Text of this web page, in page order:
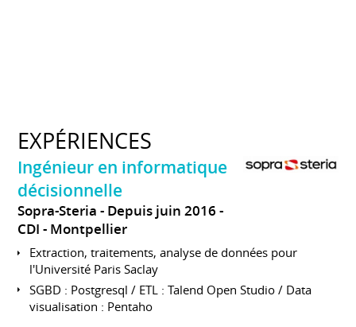
EXPÉRIENCES
Ingénieur en informatique
décisionnelle
Sopra-Steria
Depuis juin 2016
CDI
Montpellier
Extraction, traitements, analyse de données pour
l'Université Paris Saclay
SGBD : Postgresql / ETL : Talend Open Studio / Data
visualisation : Pentaho